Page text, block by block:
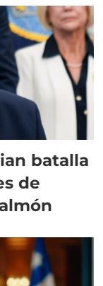
batalla
de